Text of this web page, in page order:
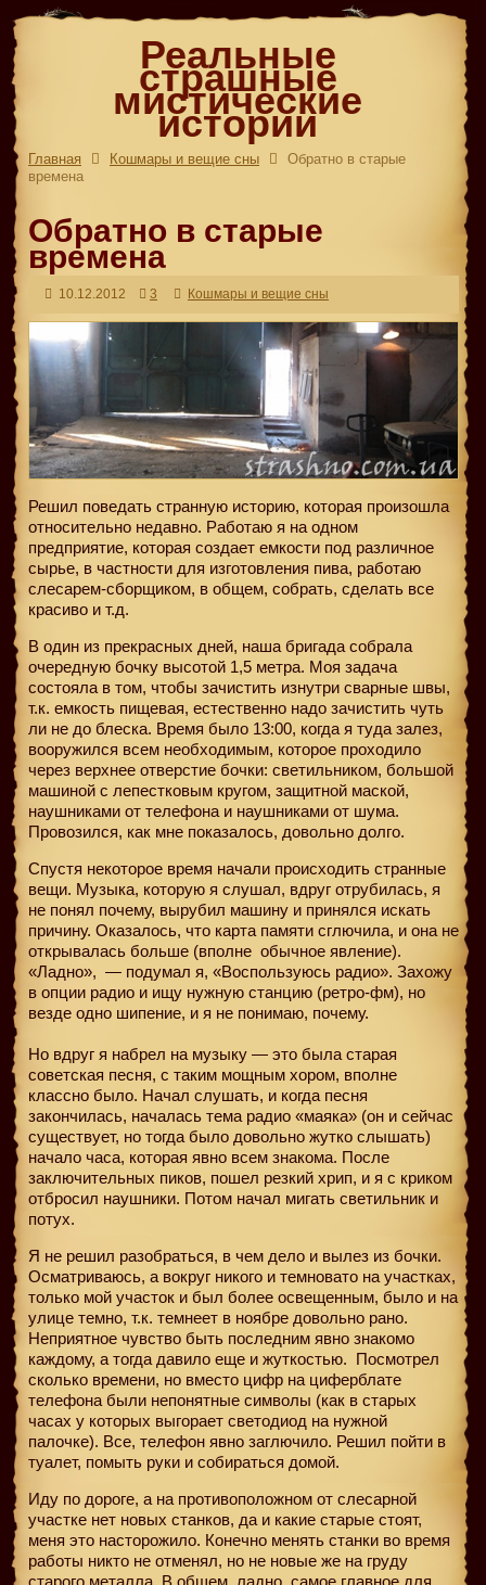
Реальные
страшные
мистические
истории
Главная Кошмары и вещие сны
Обратно в старые
времена
Обратно в старые
времена
10.12.2012 3 Кошмары и вещие сны
Решил поведать странную историю, которая произошла
относительно недавно. Работаю я на одном
предприятие, которая создает емкости под различное
сырье, в частности для изготовления пива, работаю
слесарем-сборщиком, в общем, собрать, сделать все
красиво и т.д.
В один из прекрасных дней, наша бригада собрала
очередную бочку высотой 1,5 метра. Моя задача
состояла в том, чтобы зачистить изнутри сварные швы,
т.к. емкость пищевая, естественно надо зачистить чуть
ли не до блеска. Время было 13:00, когда я туда залез,
вооружился всем необходимым, которое проходило
через верхнее отверстие бочки: светильником, большой
машиной с лепестковым кругом, защитной маской,
наушниками от телефона и наушниками от шума.
Провозился, как мне показалось, довольно долго.
Спустя некоторое время начали происходить странные
вещи. Музыка, которую я слушал, вдруг отрубилась, я
не понял почему, вырубил машину и принялся искать
причину. Оказалось, что карта памяти сглючила, и она не
открывалась больше (вполне обычное явление).
«Ладно», — подумал я, «Воспользуюсь радио». Захожу
в опции радио и ищу нужную станцию (ретро-фм), но
везде одно шипение, и я не понимаю, почему.
Но вдруг я набрел на музыку — это была старая
советская песня, с таким мощным хором, вполне
классно было. Начал слушать, и когда песня
закончилась, началась тема радио «маяка» (он и сейчас
существует, но тогда было довольно жутко слышать)
начало часа, которая явно всем знакома. После
заключительных пиков, пошел резкий хрип, и я с криком
отбросил наушники. Потом начал мигать светильник и
потух.
Я не решил разобраться, в чем дело и вылез из бочки.
Осматриваюсь, а вокруг никого и темновато на участках,
только мой участок и был более освещенным, было и на
улице темно, т.к. темнеет в ноябре довольно рано.
Неприятное чувство быть последним явно знакомо
каждому, а тогда давило еще и жуткостью. Посмотрел
сколько времени, но вместо цифр на циферблате
телефона были непонятные символы (как в старых
часах у которых выгорает светодиод на нужной
палочке). Все, телефон явно заглючило. Решил пойти в
туалет, помыть руки и собираться домой.
Иду по дороге, а на противоположном от слесарной
участке нет новых станков, да и какие старые стоят,
меня это насторожило. Конечно менять станки во время
работы никто не отменял, но не новые же на груду
старого металла. В общем, ладно, самое главное для